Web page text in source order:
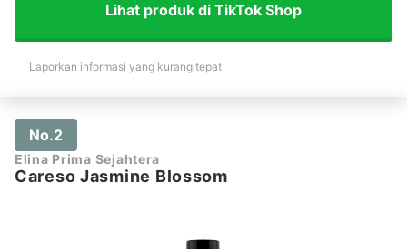
Lihat produk di TikTok Shop
Laporkan informasi yang kurang tepat
No.2
Elina Prima Sejahtera
Careso Jasmine Blossom